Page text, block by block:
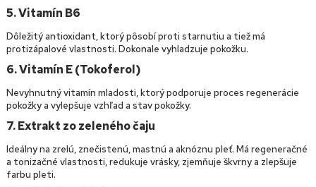
5. Vitamín B6
Dôležitý antioxidant, ktorý pôsobí proti starnutiu a tiež má
protizápalové vlastnosti. Dokonale vyhladzuje pokožku.
6. Vitamín E (Tokoferol)
Nevyhnutný vitamín mladosti, ktorý podporuje proces regenerácie
pokožky a vylepšuje vzhľad a stav pokožky.
7. Extrakt zo zeleného čaju
Ideálny na zrelú, znečistenú, mastnú a aknóznu pleť. Má regeneračné
a tonizačné vlastnosti, redukuje vrásky, zjemňuje škvrny a zlepšuje
farbu pleti.